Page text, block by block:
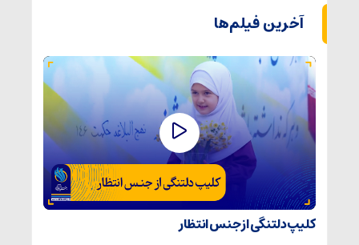
آخرین فیلم‌ها
کلیپ دلتنگی از جنس انتظار